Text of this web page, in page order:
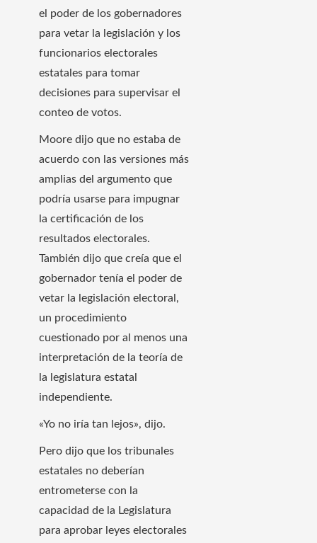
el poder de los gobernadores
para vetar la legislación y los
funcionarios electorales
estatales para tomar
decisiones para supervisar el
conteo de votos.
Moore dijo que no estaba de
acuerdo con las versiones más
amplias del argumento que
podría usarse para impugnar
la certificación de los
resultados electorales.
También dijo que creía que el
gobernador tenía el poder de
vetar la legislación electoral,
un procedimiento
cuestionado por al menos una
interpretación de la teoría de
la legislatura estatal
independiente.
«Yo no iría tan lejos», dijo.
Pero dijo que los tribunales
estatales no deberían
entrometerse con la
capacidad de la Legislatura
para aprobar leyes electorales